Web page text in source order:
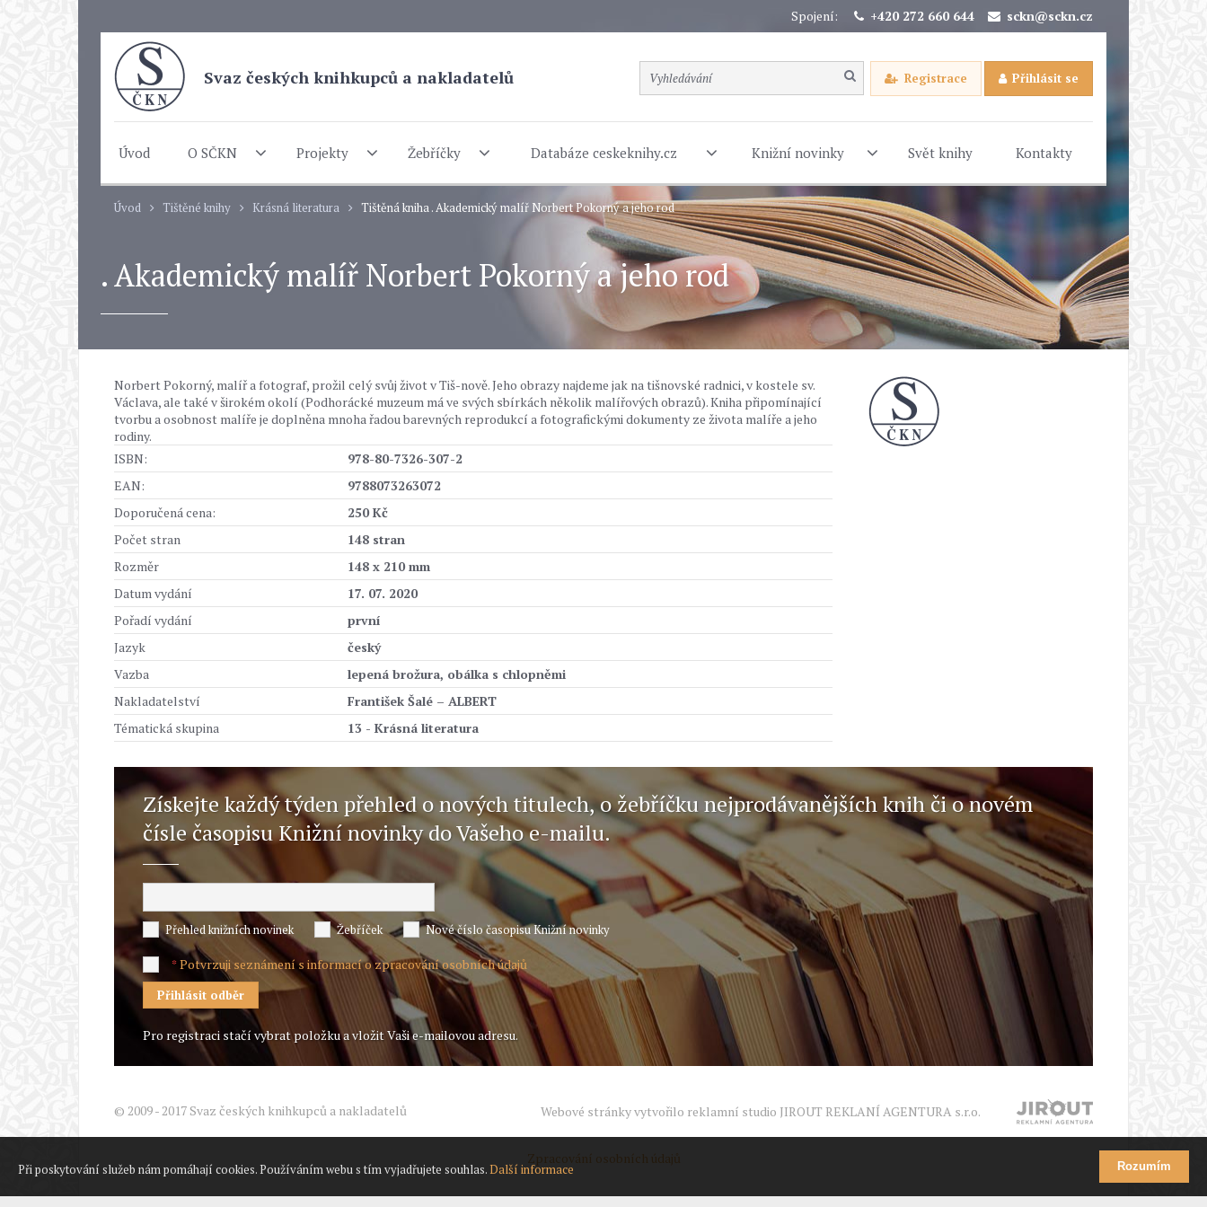
Spojení: +420 272 660 644 sckn@sckn.cz
Svaz českých knihkupců a nakladatelů Registrace Přihlásit se
Úvod O SČKN Projekty Žebříčky Databáze ceskeknihy.cz Knižní novinky Svět knihy Kontakty
Úvod Tištěné knihy Krásná literatura Tištěná kniha . Akademický malíř Norbert Pokorný a jeho rod
. Akademický malíř Norbert Pokorný a jeho rod
Norbert Pokorný, malíř a fotograf, prožil celý svůj život v Tiš-nově. Jeho obrazy najdeme jak na tišnovské radnici, v kostele sv.
Václava, ale také v širokém okolí (Podhorácké muzeum má ve svých sbírkách několik malířových obrazů). Kniha připomínající
tvorbu a osobnost malíře je doplněna mnoha řadou barevných reprodukcí a fotografickými dokumenty ze života malíře a jeho
rodiny.
ISBN:
978-80-7326-307-2
EAN:
9788073263072
Doporučená cena:
250 Kč
Počet stran
148 stran
Rozměr
148 x 210 mm
Datum vydání
17. 07. 2020
Pořadí vydání
první
Jazyk
český
Vazba
lepená brožura, obálka s chlopněmi
Nakladatelství
František Šalé – ALBERT
Tématická skupina
13 - Krásná literatura
Získejte každý týden přehled o nových titulech, o žebříčku nejprodávanějších knih či o novém
čísle časopisu Knižní novinky do Vašeho e-mailu.
Přehled knižních novinek Žebříček Nové číslo časopisu Knižní novinky
*Potvrzuji seznámení s informací o zpracování osobních údajů
Pro registraci stačí vybrat položku a vložit Vaši e-mailovou adresu.
© 2009 - 2017 Svaz českých knihkupců a nakladatelů Webové stránky vytvořilo reklamní studio JIROUT REKLANÍ AGENTURA s.r.o.
Zpracování osobních údajů
Při poskytování služeb nám pomáhají cookies. Používáním webu s tím vyjadřujete souhlas.Další informace Rozumím